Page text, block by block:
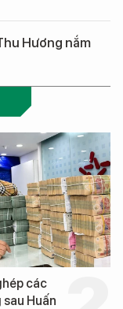
Hương nắm
các
Huấn